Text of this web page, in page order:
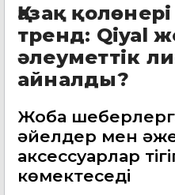
Қазақ
тренд: Qiyal
әлеуметтік
айналды?
Жоба
әйелдер мен
аксессуарлар
көмектеседі